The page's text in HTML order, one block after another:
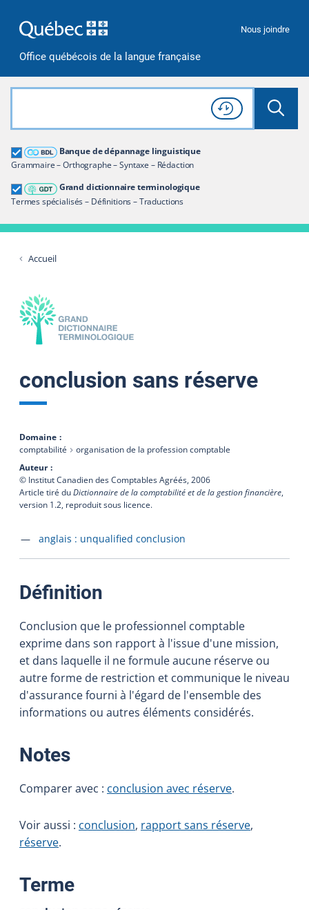
Office québécois de la langue française
Nous joindre
Rechercher dans tout le site
Lancer
Consulter l'
Historique
de recherche
Banque de dépannage linguistique
Grammaire – Orthographe – Syntaxe – Rédaction
Grand dictionnaire terminologique
Termes spécialisés – Définitions – Traductions
Grand dictionnaire terminologique
Restreindre aux termes
Accueil
conclusion sans réserve
Domaine
comptabilité
organisation de la profession comptable
Auteur
© Institut Canadien des Comptables Agréés, 2006
Article tiré duDictionnaire de la comptabilité et de la gestion financière,
version 1.2, reproduit sous licence.
Accéder à la fiche en
anglais : unqualified conclusion
Définition
Conclusion que le professionnel comptable
exprime dans son rapport à l'issue d'une mission,
et dans laquelle il ne formule aucune réserve ou
autre forme de restriction et communique le niveau
d'assurance fourni à l'égard de l'ensemble des
informations ou autres éléments considérés.
Notes:
Comparer avec : conclusion avec réserve.
Voir aussi : conclusion, rapport sans réserve,
réserve.
Terme: